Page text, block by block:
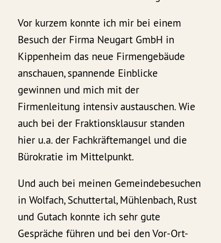
Vor kurzem konnte ich mir bei einem
Besuch der Firma Neugart GmbH in
Kippenheim das neue Firmengebäude
anschauen, spannende Einblicke
gewinnen und mich mit der
Firmenleitung intensiv austauschen. Wie
auch bei der Fraktionsklausur standen
hier u.a. der Fachkräftemangel und die
Bürokratie im Mittelpunkt.
Und auch bei meinen Gemeindebesuchen
in Wolfach, Schuttertal, Mühlenbach, Rust
und Gutach konnte ich sehr gute
Gespräche führen und bei den Vor-Ort-